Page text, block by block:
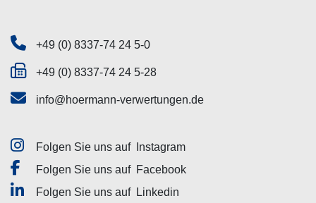
+49 (0) 8337-74 24 5-0
+49 (0) 8337-74 24 5-28
info@hoermann-verwertungen.de
Folgen Sie uns auf
Instagram
Folgen Sie uns auf Facebook
Folgen Sie uns auf
Linkedin